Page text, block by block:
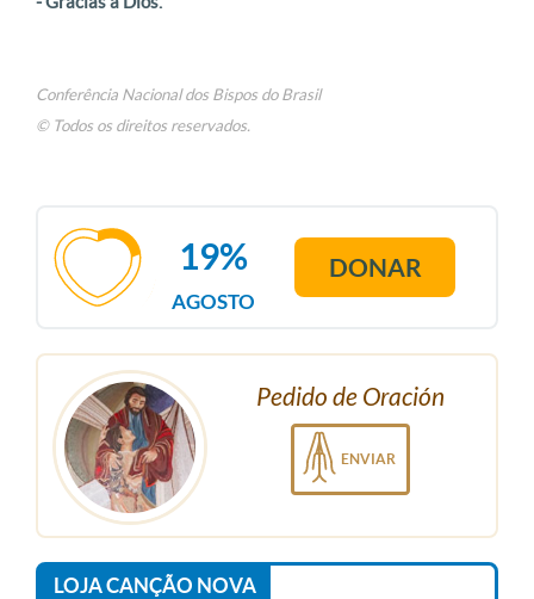
Conferência Nacional dos Bispos do Brasil
© Todos os direitos reservados.
AGOSTO
19% DONAR
Pedido de Oración
ENVIAR
LOJA CANÇÃO NOVA